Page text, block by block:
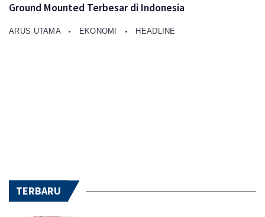
Ground Mounted Terbesar di Indonesia
ARUS UTAMA EKONOMI HEADLINE
TERBARU